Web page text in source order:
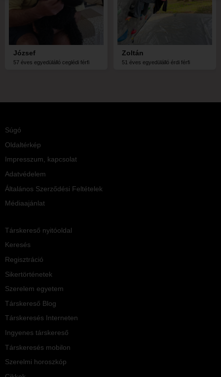
József
57 éves egyedülálló ceglédi férfi
Zoltán
51 éves egyedülálló érdi férfi
Súgó
Oldaltérkép
Impresszum, kapcsolat
Adatvédelem
Általános Szerződési Feltételek
Médiaajánlat
Társkereső nyitóoldal
Keresés
Regisztráció
Sikertörténetek
Szerelem egyetem
Társkereső Blog
Társkeresés Interneten
Ingyenes társkereső
Társkeresés mobilon
Szerelmi horoszkóp